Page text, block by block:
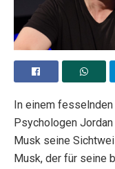
In einem
Psychologen
Musk seine
Musk, der für seine